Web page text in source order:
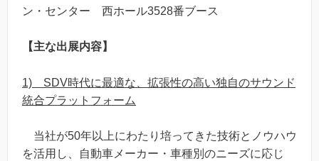
ン・センター 西ホール3528番ブース
【主な出展内容】
1) SDV時代に最適な、拡張性の高い独自のサウンド
統合プラットフォーム
当社が50年以上にわたり培ってきた技術とノウハウ
を活用し、自動車メーカー・車種別のニーズに応じ